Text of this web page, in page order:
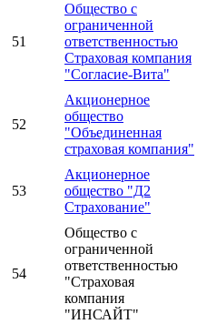
51
Общество с
ограниченной
ответственностью
Страховая компания
"Согласие-Вита"
52
Акционерное
общество
"Объединенная
страховая компания"
53
Акционерное
общество "Д2
Страхование"
54
Общество с
ограниченной
ответственностью
"Страховая
компания
"ИНСАЙТ"